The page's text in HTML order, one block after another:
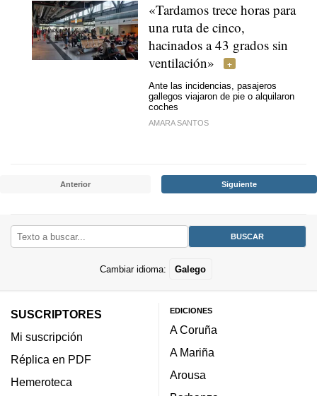
«Tardamos trece horas para
una ruta de cinco,
hacinados a 43 grados sin
ventilación»
Ante las incidencias, pasajeros
gallegos viajaron de pie o alquilaron
coches
AMARA SANTOS
Anterior Siguiente
Cambiar idioma: Galego
SUSCRIPTORES
Mi suscripción
Réplica en PDF
Hemeroteca
EDICIONES
A Coruña
A Mariña
Arousa